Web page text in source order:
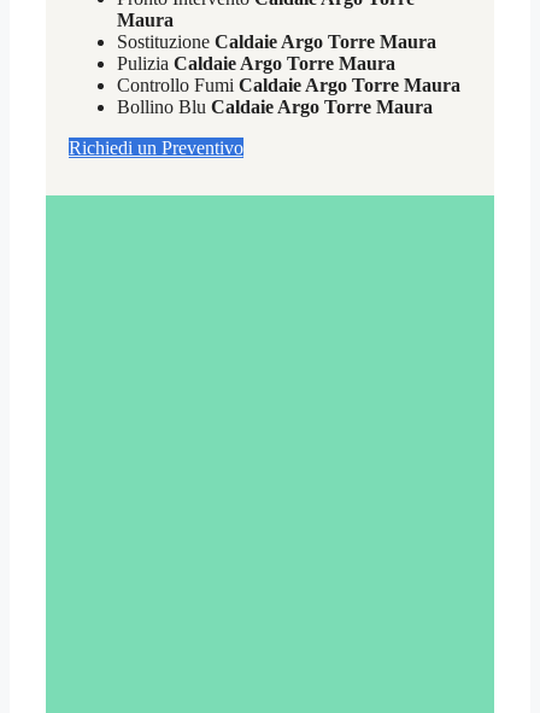
Maura
Sostituzione Caldaie Argo Torre Maura
Pulizia Caldaie Argo Torre Maura
Controllo Fumi Caldaie Argo Torre Maura
Bollino Blu Caldaie Argo Torre Maura
Richiedi un Preventivo